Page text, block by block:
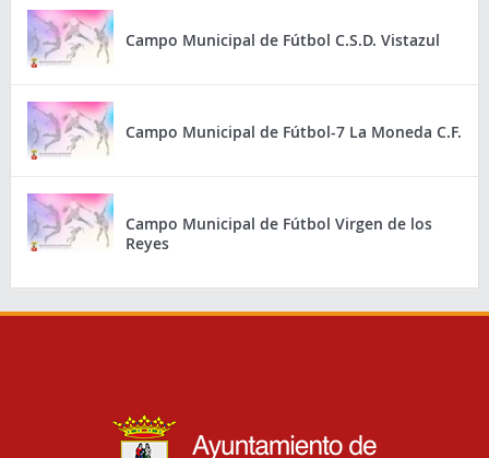
Campo Municipal de Fútbol C.S.D. Vistazul
Campo Municipal de Fútbol-7 La Moneda C.F.
Campo Municipal de Fútbol Virgen de los
Reyes